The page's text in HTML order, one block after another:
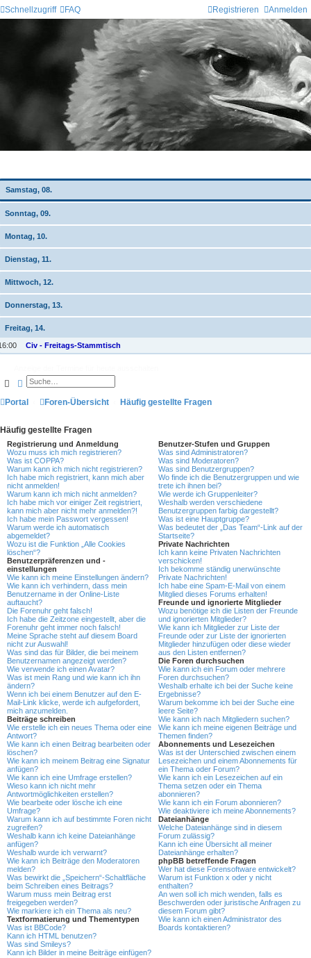
Schnellzugriff FAQ Anmelden
Registrieren
Samstag, 08.
Sonntag, 09.
Montag, 10.
Dienstag, 11.
Mittwoch, 12.
Donnerstag, 13.
Freitag, 14.
Civ - Freitags-Stammtisch
SucheErweiterte Suche
Portal Foren-Übersicht Häufig gestellte Fragen
Häufig gestellte Fragen
Registrierung und Anmeldung
Wozu muss ich mich registrieren?
Was ist COPPA?
Warum kann ich mich nicht registrieren?
Ich habe mich registriert, kann mich aber
nicht anmelden!
Warum kann ich mich nicht anmelden?
Ich habe mich vor einiger Zeit registriert,
kann mich aber nicht mehr anmelden?!
Ich habe mein Passwort vergessen!
Warum werde ich automatisch
abgemeldet?
Wozu ist die Funktion „Alle Cookies
löschen“?
Benutzerpräferenzen und -
einstellungen
Wie kann ich meine Einstellungen ändern?
Wie kann ich verhindern, dass mein
Benutzername in der Online-Liste
auftaucht?
Die Forenuhr geht falsch!
Ich habe die Zeitzone eingestellt, aber die
Forenuhr geht immer noch falsch!
Meine Sprache steht auf diesem Board
nicht zur Auswahl!
Was sind das für Bilder, die bei meinem
Benutzernamen angezeigt werden?
Wie verwende ich einen Avatar?
Was ist mein Rang und wie kann ich ihn
ändern?
Wenn ich bei einem Benutzer auf den E-
Mail-Link klicke, werde ich aufgefordert,
mich anzumelden.
Beiträge schreiben
Wie erstelle ich ein neues Thema oder eine
Antwort?
Wie kann ich einen Beitrag bearbeiten oder
löschen?
Wie kann ich meinem Beitrag eine Signatur
anfügen?
Wie kann ich eine Umfrage erstellen?
Wieso kann ich nicht mehr
Antwortmöglichkeiten erstellen?
Wie bearbeite oder lösche ich eine
Umfrage?
Warum kann ich auf bestimmte Foren nicht
zugreifen?
Weshalb kann ich keine Dateianhänge
anfügen?
Weshalb wurde ich verwarnt?
Wie kann ich Beiträge den Moderatoren
melden?
Was bewirkt die „Speichern“-Schaltfläche
beim Schreiben eines Beitrags?
Warum muss mein Beitrag erst
freigegeben werden?
Wie markiere ich ein Thema als neu?
Textformatierung und Thementypen
Was ist BBCode?
Kann ich HTML benutzen?
Was sind Smileys?
Kann ich Bilder in meine Beiträge einfügen?
Benutzer-Stufen und Gruppen
Was sind Administratoren?
Was sind Moderatoren?
Was sind Benutzergruppen?
Wo finde ich die Benutzergruppen und wie
trete ich ihnen bei?
Wie werde ich Gruppenleiter?
Weshalb werden verschiedene
Benutzergruppen farbig dargestellt?
Was ist eine Hauptgruppe?
Was bedeutet der „Das Team“-Link auf der
Startseite?
Private Nachrichten
Ich kann keine Privaten Nachrichten
verschicken!
Ich bekomme ständig unerwünschte
Private Nachrichten!
Ich habe eine Spam-E-Mail von einem
Mitglied dieses Forums erhalten!
Freunde und ignorierte Mitglieder
Wozu benötige ich die Listen der Freunde
und ignorierten Mitglieder?
Wie kann ich Mitglieder zur Liste der
Freunde oder zur Liste der ignorierten
Mitglieder hinzufügen oder diese wieder
aus den Listen entfernen?
Die Foren durchsuchen
Wie kann ich ein Forum oder mehrere
Foren durchsuchen?
Weshalb erhalte ich bei der Suche keine
Ergebnisse?
Warum bekomme ich bei der Suche eine
leere Seite?
Wie kann ich nach Mitgliedern suchen?
Wie kann ich meine eigenen Beiträge und
Themen finden?
Abonnements und Lesezeichen
Was ist der Unterschied zwischen einem
Lesezeichen und einem Abonnements für
ein Thema oder Forum?
Wie kann ich ein Lesezeichen auf ein
Thema setzen oder ein Thema
abonnieren?
Wie kann ich ein Forum abonnieren?
Wie deaktiviere ich meine Abonnements?
Dateianhänge
Welche Dateianhänge sind in diesem
Forum zulässig?
Kann ich eine Übersicht all meiner
Dateianhänge erhalten?
phpBB betreffende Fragen
Wer hat diese Forensoftware entwickelt?
Warum ist Funktion x oder y nicht
enthalten?
An wen soll ich mich wenden, falls es
Beschwerden oder juristische Anfragen zu
diesem Forum gibt?
Wie kann ich einen Administrator des
Boards kontaktieren?